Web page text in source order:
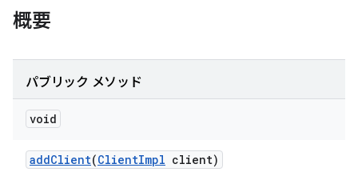
概要
パブリック メソッド
void
addClient(ClientImpl client)